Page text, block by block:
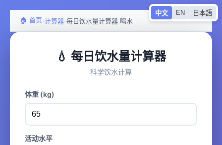
🏠 首页›计算器›每日饮水量计算器 喝水
中文 EN 日本語
💧 每日饮水量计算器
科学饮水计算
体重 (kg)
活动水平